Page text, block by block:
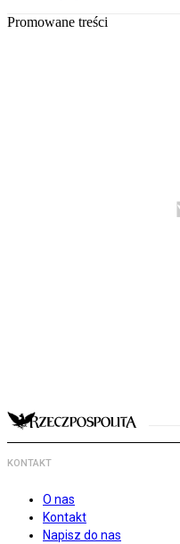
Promowane treści
KONTAKT
O nas
Kontakt
Napisz do nas